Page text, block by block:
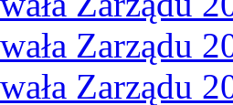
Zarządu
Zarządu